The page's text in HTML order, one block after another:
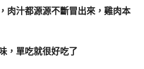
肉汁都源源不斷冒出來，雞肉本
，單吃就很好吃了